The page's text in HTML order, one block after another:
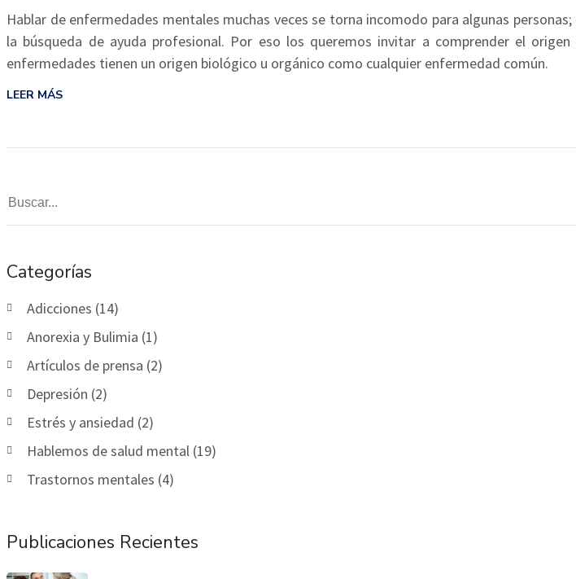
Hablar de enfermedades mentales muchas veces se torna incomodo para algunas
la búsqueda de ayuda profesional. Por eso los queremos invitar a comprender el
enfermedades tienen un origen biológico u orgánico como cualquier enfermedad común.
LEER MÁS
Categorías
Adicciones (14)
Anorexia y Bulimia (1)
Artículos de prensa (2)
Depresión (2)
Estrés y ansiedad (2)
Hablemos de salud mental (19)
Trastornos mentales (4)
Publicaciones Recientes